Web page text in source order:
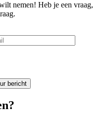
nemen! Heb je een vraag,
bericht